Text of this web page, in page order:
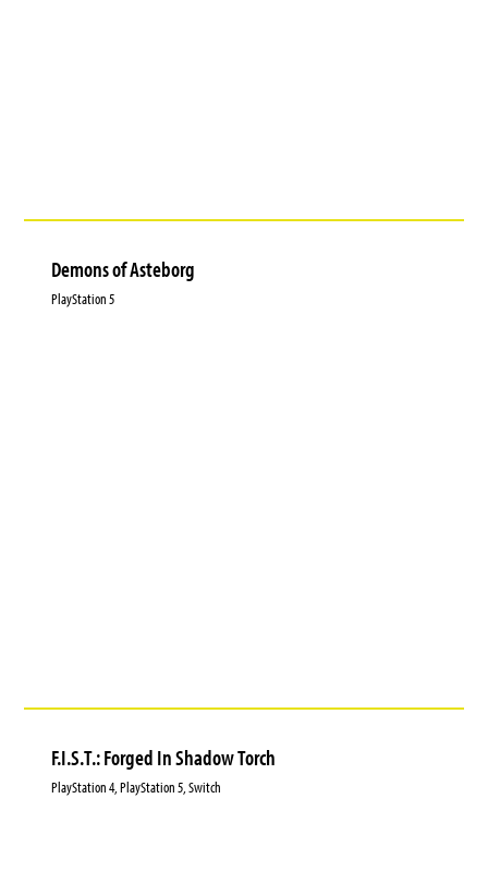
Demons of Asteborg
PlayStation 5
F.I.S.T.: Forged In Shadow Torch
PlayStation 4, PlayStation 5, Switch